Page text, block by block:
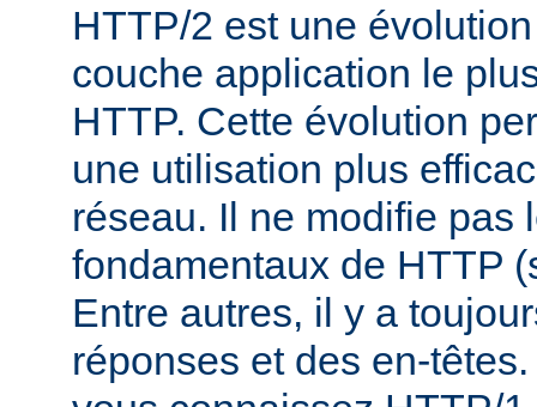
HTTP/2 est une
couche application le
HTTP. Cette évolution
une utilisation plus
réseau. Il ne modifie pas
fondamentaux de HTTP
Entre autres, il y a
réponses et des en-